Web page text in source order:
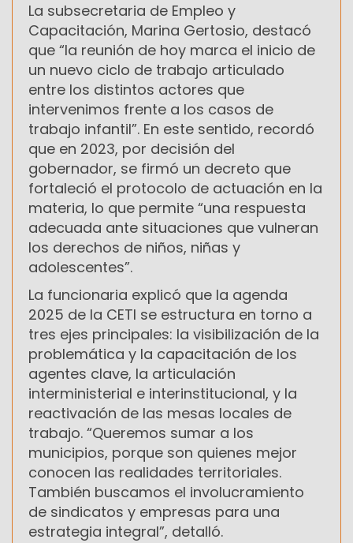
La subsecretaria de Empleo y
Capacitación, Marina Gertosio, destacó
que “la reunión de hoy marca el inicio de
un nuevo ciclo de trabajo articulado
entre los distintos actores que
intervenimos frente a los casos de
trabajo infantil”. En este sentido, recordó
que en 2023, por decisión del
gobernador, se firmó un decreto que
fortaleció el protocolo de actuación en la
materia, lo que permite “una respuesta
adecuada ante situaciones que vulneran
los derechos de niños, niñas y
adolescentes”.
La funcionaria explicó que la agenda
2025 de la CETI se estructura en torno a
tres ejes principales: la visibilización de la
problemática y la capacitación de los
agentes clave, la articulación
interministerial e interinstitucional, y la
reactivación de las mesas locales de
trabajo. “Queremos sumar a los
municipios, porque son quienes mejor
conocen las realidades territoriales.
También buscamos el involucramiento
de sindicatos y empresas para una
estrategia integral”, detalló.